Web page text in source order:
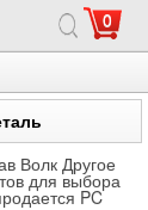
0
Волк Другое
для выбора
PC